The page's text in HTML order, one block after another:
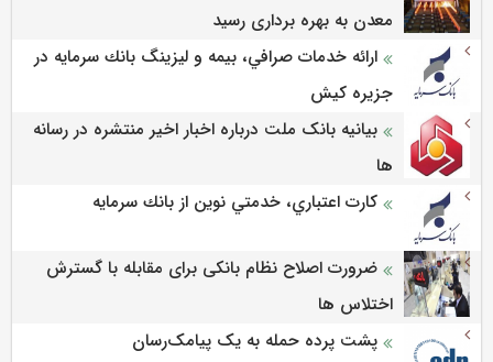
معدن به بهره برداری رسید
ارائه خدمات صرافي، بيمه و ليزينگ بانك سرمايه در
جزيره كيش
بیانیه بانک ملت درباره اخبار اخیر منتشره در رسانه
ها
كارت اعتباري، خدمتي نوين از بانك سرمايه
ضرورت اصلاح نظام بانکی برای مقابله با گسترش
اختلاس ها
پشت پرده حمله به یک پیامک‌رسان